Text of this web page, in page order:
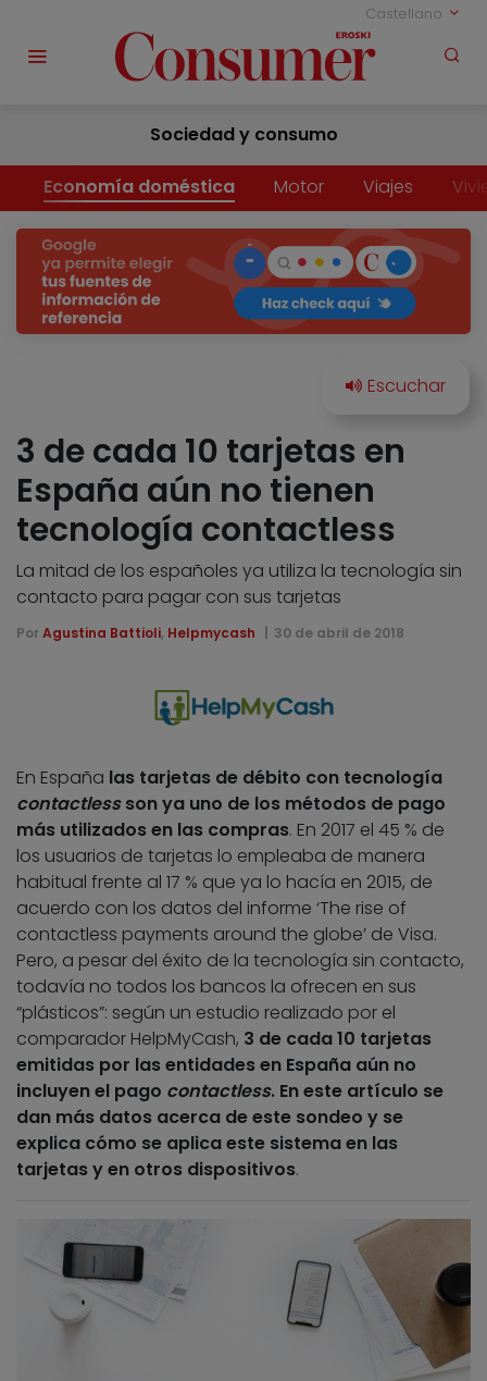
Castellano
Sociedad y consumo
Economía doméstica Motor Viajes
3 de cada 10 tarjetas en
España aún no tienen
tecnología contactless
La mitad de los españoles ya utiliza la tecnología sin
contacto para pagar con sus tarjetas
Por Agustina Battioli, Helpmycash 30 de abril de 2018
En España las tarjetas de débito con tecnología
contactlessson ya uno de los métodos de pago
más utilizados en las compras. En 2017 el 45 % de
los usuarios de tarjetas lo empleaba de manera
habitual frente al 17 % que ya lo hacía en 2015, de
acuerdo con los datos del informe ‘The rise of
contactless payments around the globe’ de Visa.
Pero, a pesar del éxito de la tecnología sin contacto,
todavía no todos los bancos la ofrecen en sus
“plásticos”: según un estudio realizado por el
comparador HelpMyCash, 3 de cada 10 tarjetas
emitidas por las entidades en España aún no
incluyen el pago contactless. En este artículo se
dan más datos acerca de este sondeo y se
explica cómo se aplica este sistema en las
tarjetas y en otros dispositivos.